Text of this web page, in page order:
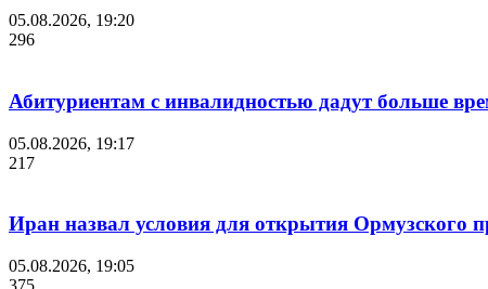
05.08.2026, 19:20
296
Абитуриентам с инвалидностью дадут больше
05.08.2026, 19:17
217
Иран назвал условия для открытия Ормузского
05.08.2026, 19:05
375